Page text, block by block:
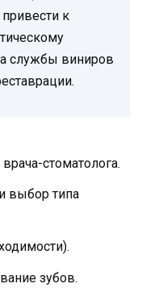
к
службы виниров
стоматолога.
выбор типа
зубов.